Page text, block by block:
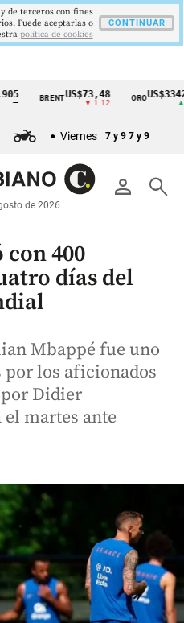
BRENTUS$73,48
▼ 1.12 ▲
Viernes 7 y 9 7 y 9
person search
de 2026
400
días del
Mbappé fue uno
por los aficionados
Didier
martes ante
de terceros con fines
Puede aceptarlas o
politica de cookies
CONTINUAR